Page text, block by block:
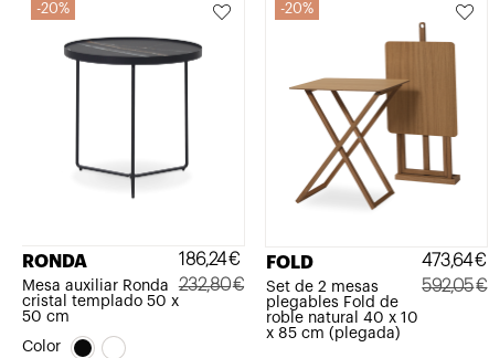
20%
RONDA
Mesa auxiliar Ronda
cristal templado 50 x
50 cm
232,80€
El
186,24€
El
Color
20%
FOLD
Set de 2 mesas
plegables Fold de
roble natural 40 x 10
x 85 cm (plegada)
592,05€
473,64€